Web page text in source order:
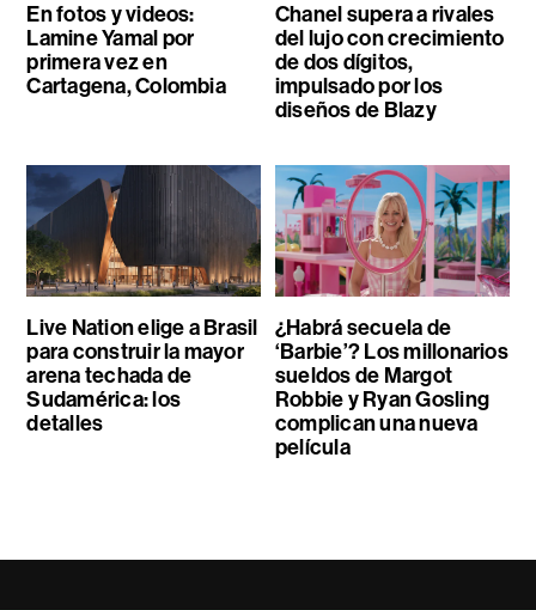
En fotos y videos:
Lamine Yamal por
primera vez en
Cartagena, Colombia
Chanel supera a rivales
del lujo con crecimiento
de dos dígitos,
impulsado por los
diseños de Blazy
Live Nation elige a Brasil
para construir la mayor
arena techada de
Sudamérica: los
detalles
¿Habrá secuela de
‘Barbie’? Los millonarios
sueldos de Margot
Robbie y Ryan Gosling
complican una nueva
película